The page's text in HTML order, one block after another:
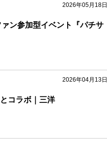
2026年05月18日
ン参加型イベント『パチサ
2026年04月13日
コラボ｜三洋